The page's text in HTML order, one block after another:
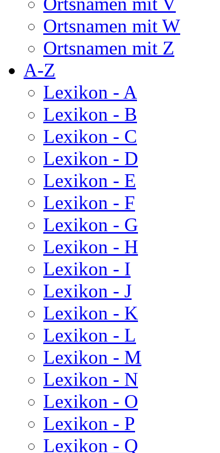
Ortsnamen mit W
Ortsnamen mit Z
A-Z
Lexikon - A
Lexikon - B
Lexikon - C
Lexikon - D
Lexikon - E
Lexikon - F
Lexikon - G
Lexikon - H
Lexikon - I
Lexikon - J
Lexikon - K
Lexikon - L
Lexikon - M
Lexikon - N
Lexikon - O
Lexikon - P
Lexikon - Q